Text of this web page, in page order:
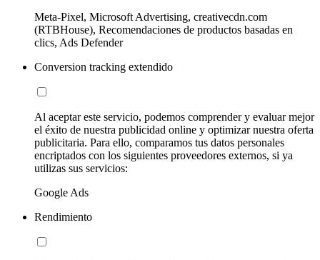
Meta-Pixel, Microsoft Advertising, creativecdn.com
(RTBHouse), Recomendaciones de productos basadas en
clics, Ads Defender
Conversion tracking extendido
Al aceptar este servicio, podemos comprender y evaluar mejor
el éxito de nuestra publicidad online y optimizar nuestra oferta
publicitaria. Para ello, comparamos tus datos personales
encriptados con los siguientes proveedores externos, si ya
utilizas sus servicios:
Google Ads
Rendimiento